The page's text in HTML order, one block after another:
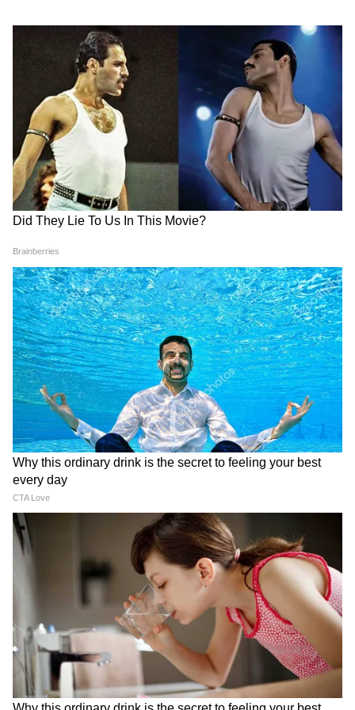
Related Articles
KitKat Heist: এত্ত চকলেট নিয়ে কী করবে ভাই? ১২
টনের কিটক্যাট বোঝাই আস্ত ট্রাক উধাও!
Nestle Layoffs 2025: এবার ছাঁটাইয়ের পথে হাঁটছে
নেসলে! ১৬,০০০ কর্মীর চাকরি যাচ্ছে?
Salary Account vs Saving
Account: স্যালারি নাকি
সেভিংস? জানুন ব্যাঙ্কের কোন
অ্যাকাউন্টে বেশি লাভ
New Financial Rules: আগামী
১ জুন থেকে বদলে যাচ্ছে এই
নিয়মগুলি, আপনার পকেটে টান
পড়বে না তো?
Unclaimed Assets Portal:
আপনার পরিবারের কোনও টাকা
কি ব্যাঙ্ক বা বীমা কোম্পানিতে
পড়ে আছে? যেখানে এক ক্লিকেই
সম্পূর্ণ তথ্য পাওয়া যাবে
১০ বছরের চাকরি পূর্ণ না হলেও
আপনি EPFO ​​থেকে আপনার
সম্পূর্ণ পেনশন তুলে নিতে
পারবেন
Samik Bhattacharya: কাশ্মীর মাঙ্গে
আজাদি স্লোগান তুললে একটাও মার বাইরে
পরবে না, Gen Zকে সতর্ক শমীকের
Chinsurah | বিধায়কের এক ধমকেই কেমন